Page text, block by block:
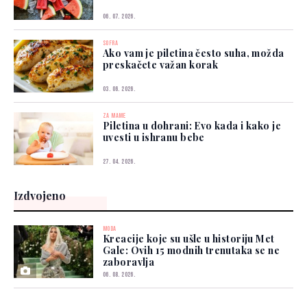
06. 07. 2026.
SOFRA
Ako vam je piletina često suha, možda
preskačete važan korak
03. 06. 2026.
ZA MAME
Piletina u dohrani: Evo kada i kako je
uvesti u ishranu bebe
27. 04. 2026.
Izdvojeno
MODA
Kreacije koje su ušle u historiju Met
Gale: Ovih 15 modnih trenutaka se ne
zaboravlja
06. 08. 2026.